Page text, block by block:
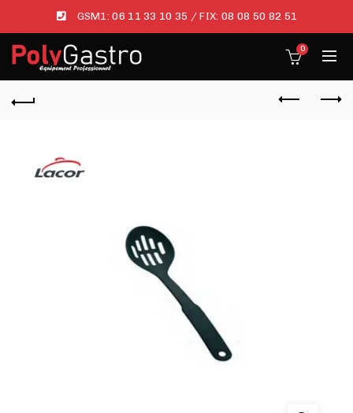
GSM1:06 11 33 10 35 / FIX: 08 08 50 82 51
0